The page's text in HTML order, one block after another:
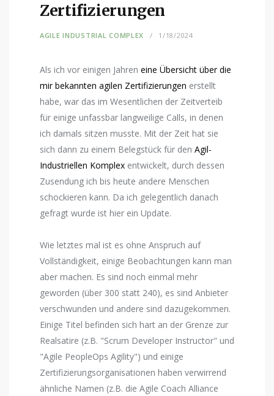
Zertifizierungen
AGILE INDUSTRIAL COMPLEX 1/18/2024
Als ich vor einigen Jahren eine Übersicht über die
mir bekannten agilen Zertifizierungen erstellt
habe, war das im Wesentlichen der Zeitverteib
für einige unfassbar langweilige Calls, in denen
ich damals sitzen musste. Mit der Zeit hat sie
sich dann zu einem Belegstück für den Agil-
Industriellen Komplex entwickelt, durch dessen
Zusendung ich bis heute andere Menschen
schockieren kann. Da ich gelegentlich danach
gefragt wurde ist hier ein Update.
Wie letztes mal ist es ohne Anspruch auf
Vollständigkeit, einige Beobachtungen kann man
aber machen. Es sind noch einmal mehr
geworden (über 300 statt 240), es sind Anbieter
verschwunden und andere sind dazugekommen.
Einige Titel befinden sich hart an der Grenze zur
Realsatire (z.B. "Scrum Developer Instructor" und
"Agile PeopleOps Agility") und einige
Zertifizierungsorganisationen haben verwirrend
ähnliche Namen (z.B. die Agile Coach Alliance